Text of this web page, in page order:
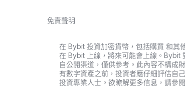
免責聲明
在 Bybit 投資加密貨幣，包括購買 和其
在 Bybit 上線，將來可能會上線。Bybit
自公開渠道，僅供參考。此內容不構成
有數字資產之前，投資者應仔細評估自
投資專業人士。欲瞭解更多信息，請參閱